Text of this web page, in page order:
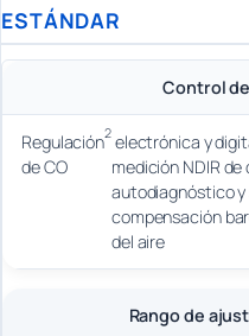
ESTÁNDAR
Control
Regulación
de CO
2electrónica y
medición NDIR
autodiagnóstico y
compensación
del aire
Rango de